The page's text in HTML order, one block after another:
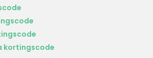
kortingscode